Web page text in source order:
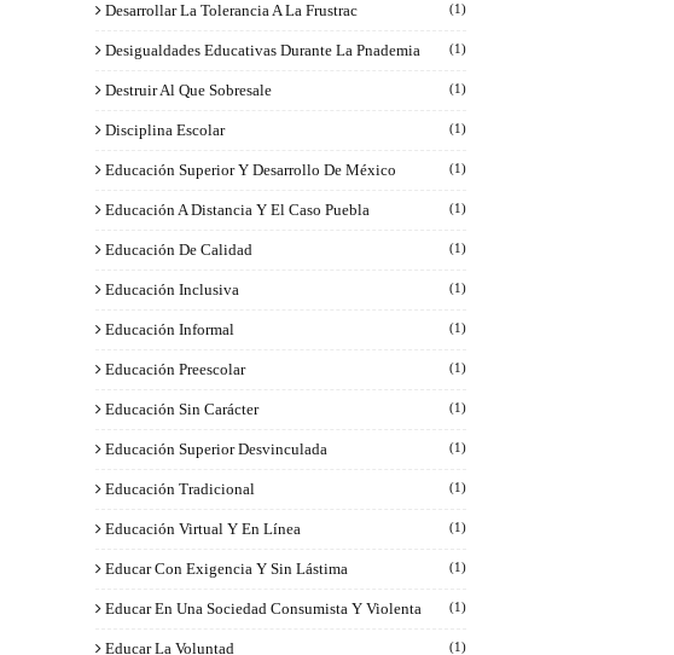
Desarrollar La Tolerancia A La Frustrac (1)
Desigualdades Educativas Durante La Pnademia (1)
Destruir Al Que Sobresale (1)
Disciplina Escolar (1)
Educación Superior Y Desarrollo De México (1)
Educación A Distancia Y El Caso Puebla (1)
Educación De Calidad (1)
Educación Inclusiva (1)
Educación Informal (1)
Educación Preescolar (1)
Educación Sin Carácter (1)
Educación Superior Desvinculada (1)
Educación Tradicional (1)
Educación Virtual Y En Línea (1)
Educar Con Exigencia Y Sin Lástima (1)
Educar En Una Sociedad Consumista Y Violenta (1)
Educar La Voluntad (1)